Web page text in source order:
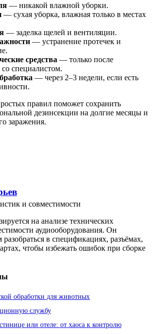
— никакой влажной уборки.
— сухая уборка, влажная только в местах
— заделка щелей и вентиляции.
— устранение протечек и
средства — только после
со специалистом.
— через 2–3 недели, если есть
правил поможет сохранить
дезинсекции на долгие месяцы и
заражения.
и совместимости
на анализе технических
аудиооборудования. Он
разобраться в спецификациях, разъёмах,
чтобы избежать ошибок при сборке
обработки для животных
службу
или отеле: от хаоса к контролю